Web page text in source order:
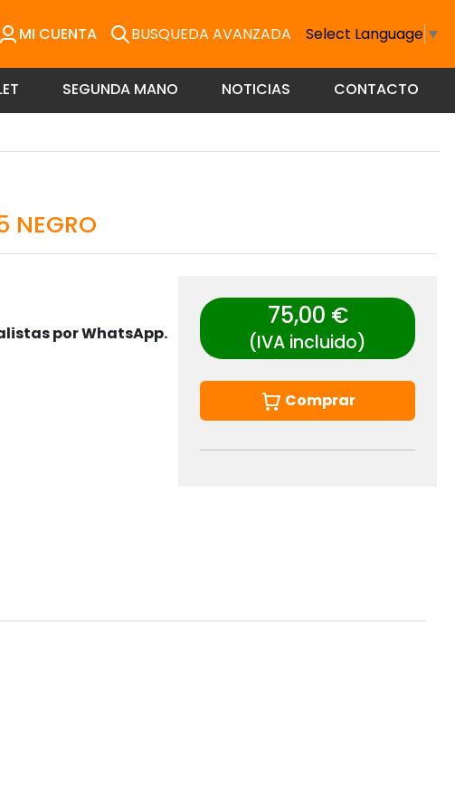
MI CUENTA BUSQUEDA AVANZADA Select Language ▼
SEGUNDA MANO NOTICIAS CONTACTO
NEGRO
por WhatsApp.
75,00 €
(IVA incluido)
Comprar